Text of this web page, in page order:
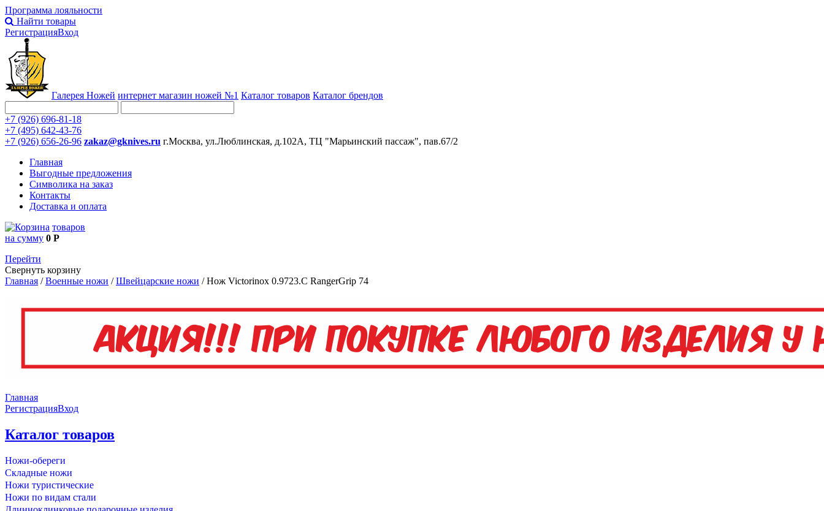
Программа лояльности
Найти товары
РегистрацияВход
Галерея Ножей интернет магазин ножей №1 Каталог товаров Каталог брендов
+7 (926) 696-81-18
+7 (495) 642-43-76
+7 (926) 656-26-96 zakaz@gknives.ru г.Москва, ул.Люблинская, д.102А, ТЦ "Марьинский пассаж", пав.67/2
Главная
Выгодные предложения
Символика на заказ
Контакты
Доставка и оплата
товаров
на сумму 0 Р
Перейти
Свернуть корзину
Главная /Военные ножи /Швейцарские ножи /Нож Victorinox 0.9723.C RangerGrip 74
Главная
РегистрацияВход
Каталог товаров
Ножи-обереги
Складные ножи
Ножи туристические
Ножи по видам стали